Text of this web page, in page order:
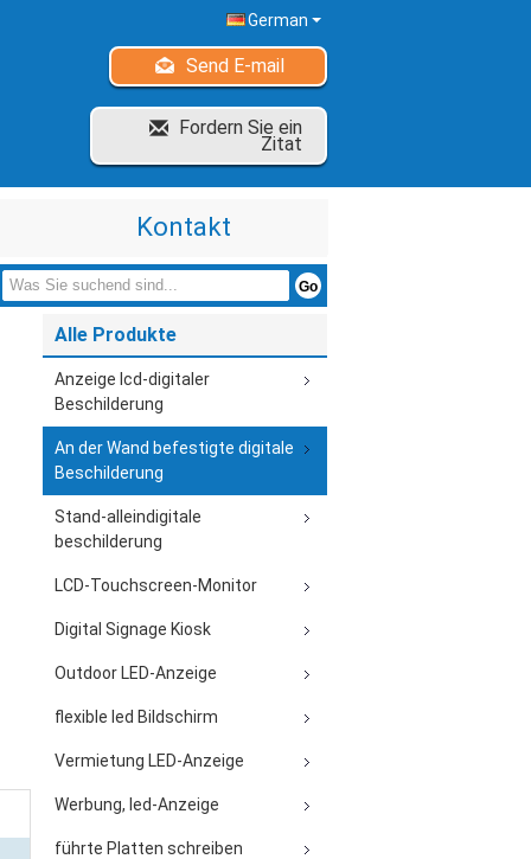
German
Send E-mail
Fordern Sie ein
Zitat
Kontakt
Alle Produkte
Anzeige lcd-digitaler
Beschilderung
An der Wand befestigte digitale
Beschilderung
Stand-alleindigitale
beschilderung
LCD-Touchscreen-Monitor
Digital Signage Kiosk
Outdoor LED-Anzeige
flexible led Bildschirm
Vermietung LED-Anzeige
Werbung, led-Anzeige
führte Platten schreiben